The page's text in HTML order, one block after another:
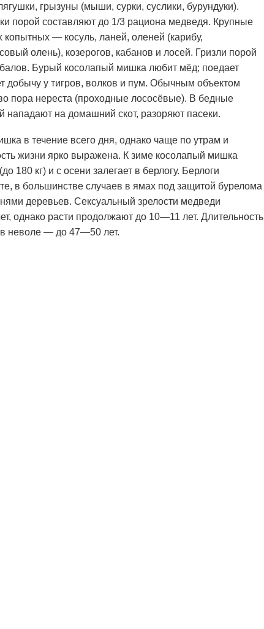
грызуны (мыши, сурки, суслики, бурундуки).
порой составляют до 1/3 рациона медведя. Крупные
— косуль, ланей, оленей (карибу,
олень), козерогов, кабанов и лосей. Гризли порой
Бурый косолапый мишка любит мёд; поедает
добычу у тигров, волков и пум. Обычным объектом
пора нереста (проходные лососёвые). В бедные
нападают на домашний скот, разоряют пасеки.
в течение всего дня, однако чаще по утрам и
жизни ярко выражена. К зиме косолапый мишка
180 кг) и с осени залегает в берлогу. Берлоги
в большинстве случаев в ямах под защитой бурелома
деревьев. Сексуальный зрелости медведи
однако расти продолжают до 10—11 лет. Длительность
неволе — до 47—50 лет.